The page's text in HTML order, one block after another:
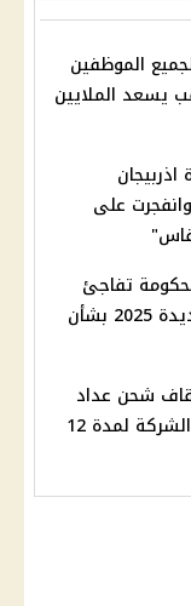
الموظفين
يسعد الملايين
72 راكب وانفجرت على
تفاجئ
المواطنين قبل السنة الجديدة 2025 بشأن
شحن عداد
الكهرباء بقرار رسمي من الشركة لمدة 12